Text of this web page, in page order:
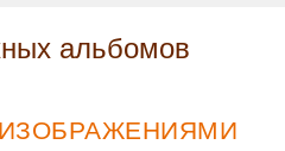
альбомов